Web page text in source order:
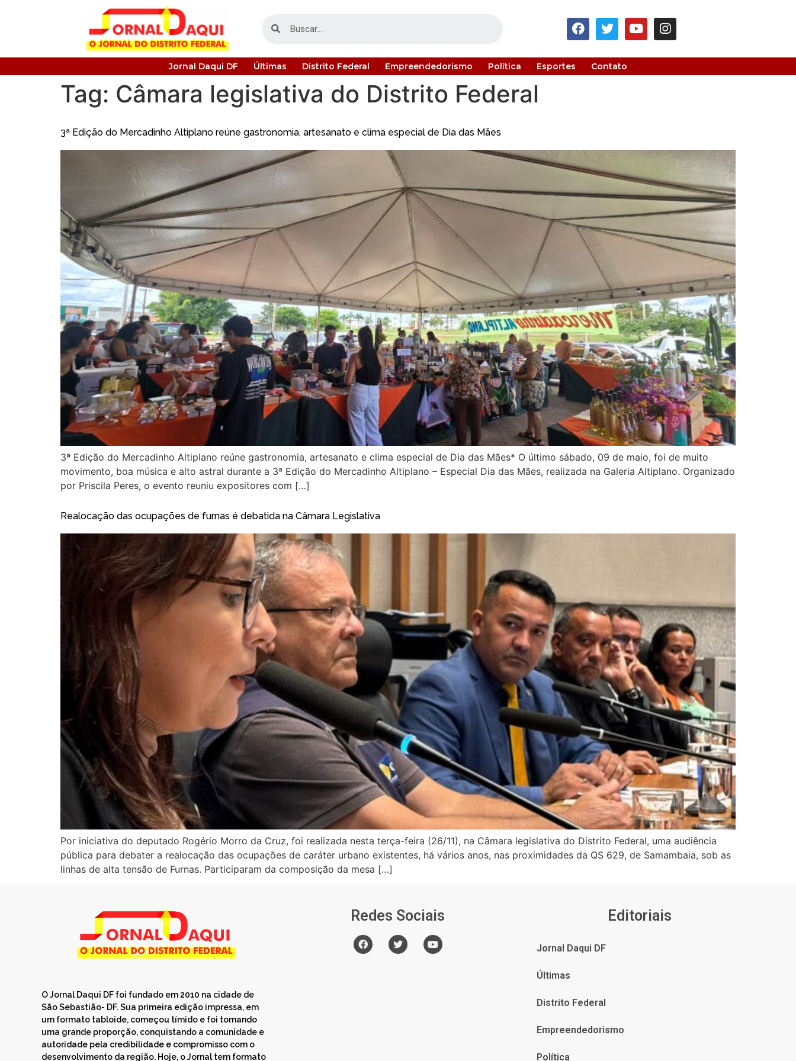
Jornal Daqui DF Últimas Distrito Federal Empreendedorismo Política Esportes Contato
Tag: Câmara legislativa do Distrito Federal
3ª Edição do Mercadinho Altiplano reúne gastronomia, artesanato e clima especial de Dia das Mães
3ª Edição do Mercadinho Altiplano reúne gastronomia, artesanato e clima especial de Dia das Mães* O último sábado, 09 de maio, foi de muito
movimento, boa música e alto astral durante a 3ª Edição do Mercadinho Altiplano – Especial Dia das Mães, realizada na Galeria Altiplano. Organizado
por Priscila Peres, o evento reuniu expositores com […]
Realocação das ocupações de furnas é debatida na Câmara Legislativa
Por iniciativa do deputado Rogério Morro da Cruz, foi realizada nesta terça-feira (26/11), na Câmara legislativa do Distrito Federal, uma audiência
pública para debater a realocação das ocupações de caráter urbano existentes, há vários anos, nas proximidades da QS 629, de Samambaia, sob as
linhas de alta tensão de Furnas. Participaram da composição da mesa […]
O Jornal Daqui DF foi fundado em 2010 na cidade de
São Sebastião- DF. Sua primeira edição impressa, em
um formato tabloide, começou tímido e foi tomando
uma grande proporção, conquistando a comunidade e
autoridade pela credibilidade e compromisso com o
desenvolvimento da região. Hoje, o Jornal tem formato
Redes Sociais Editoriais
Jornal Daqui DF
Últimas
Distrito Federal
Empreendedorismo
Política